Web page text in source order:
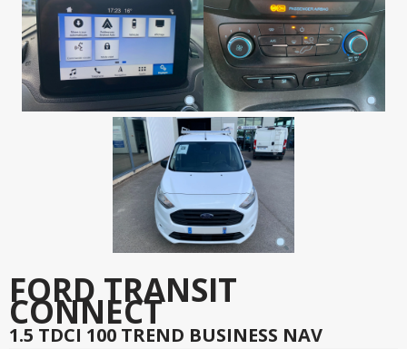
FORD TRANSIT
CONNECT
1.5 TDCI 100 TREND BUSINESS NAV